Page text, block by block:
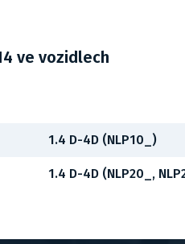
ve vozidlech
1.4 D-4D (NLP10_)
1.4 D-4D (NLP20_,